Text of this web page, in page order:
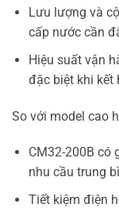
Lưu lượng và
cấp nước cần
Hiệu suất vận
đặc biệt khi kết
So với model cao
CM32-200B có
nhu cầu trung
Tiết kiệm điện